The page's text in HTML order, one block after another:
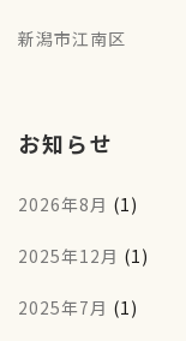
新潟市江南区
お知らせ
2026年8月 (1)
2025年12月 (1)
2025年7月 (1)